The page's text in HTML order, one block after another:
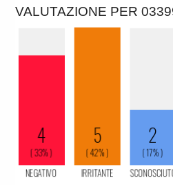
VALUTAZIONE PER